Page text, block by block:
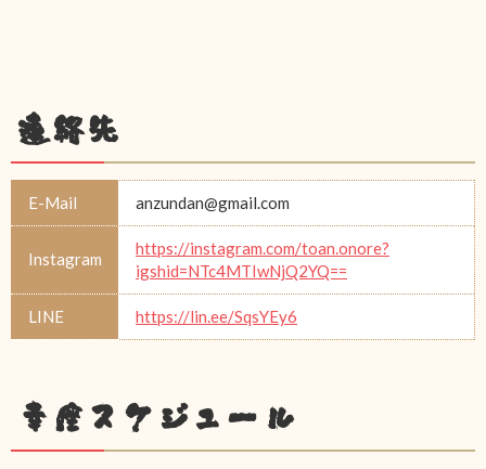
連絡先
E-Mail anzundan@gmail.com
Instagram
https://instagram.com/toan.onore?
igshid=NTc4MTIwNjQ2YQ==
LINE https://lin.ee/SqsYEy6
幸座スケジュール